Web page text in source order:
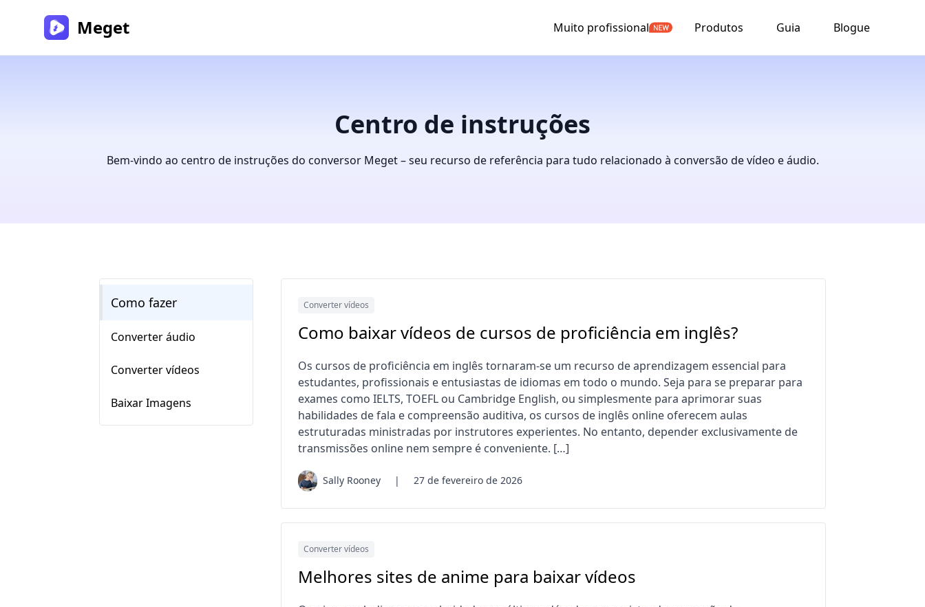
Meget Muito profissional Produtos Guia Blogue
Centro de instruções
Bem-vindo ao centro de instruções do conversor Meget – seu recurso de referência para tudo relacionado à conversão de vídeo e áudio.
Como fazer
Converter áudio
Converter vídeos
Baixar Imagens
Converter vídeos
Como baixar vídeos de cursos de proficiência em inglês?
Os cursos de proficiência em inglês tornaram-se um recurso de aprendizagem essencial para
estudantes, profissionais e entusiastas de idiomas em todo o mundo. Seja para se preparar para
exames como IELTS, TOEFL ou Cambridge English, ou simplesmente para aprimorar suas
habilidades de fala e compreensão auditiva, os cursos de inglês online oferecem aulas
estruturadas ministradas por instrutores experientes. No entanto, depender exclusivamente de
transmissões online nem sempre é conveniente. […]
Sally Rooney | 27 de fevereiro de 2026
Converter vídeos
Melhores sites de anime para baixar vídeos